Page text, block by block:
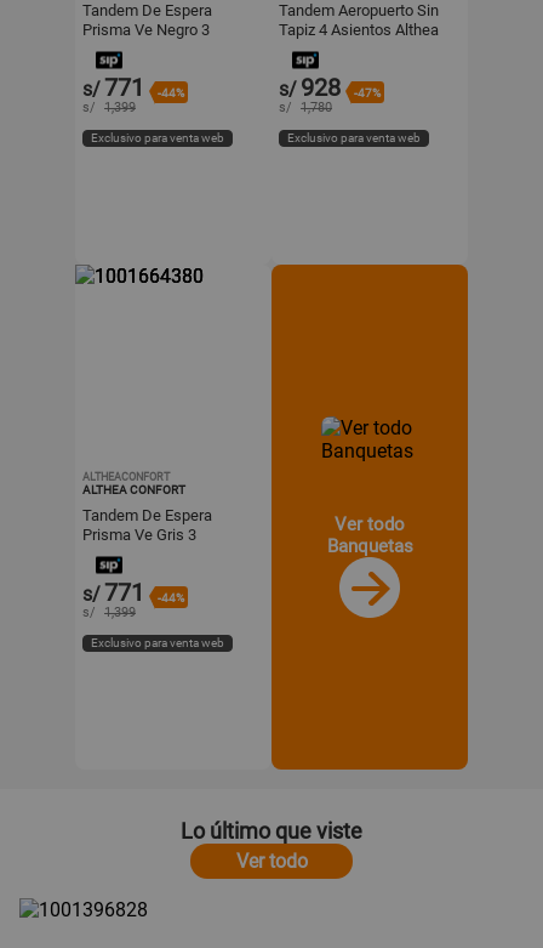
Tandem De Espera
Prisma Ve Negro 3
Asientos Eg Althea
Confort
s/771 -44%
s/ 1,399
Exclusivo para venta web
Tandem Aeropuerto Sin
Tapiz 4 Asientos Althea
Confort
s/ 928 -47%
s/ 1,780
Exclusivo para venta web
ALTHEACONFORT
ALTHEA CONFORT
Tandem De Espera
Prisma Ve Gris 3
Asientos Eg Althea
Confort
s/771 -44%
s/ 1,399
Exclusivo para venta web
Ver todo
Banquetas
Lo último que viste
Ver todo